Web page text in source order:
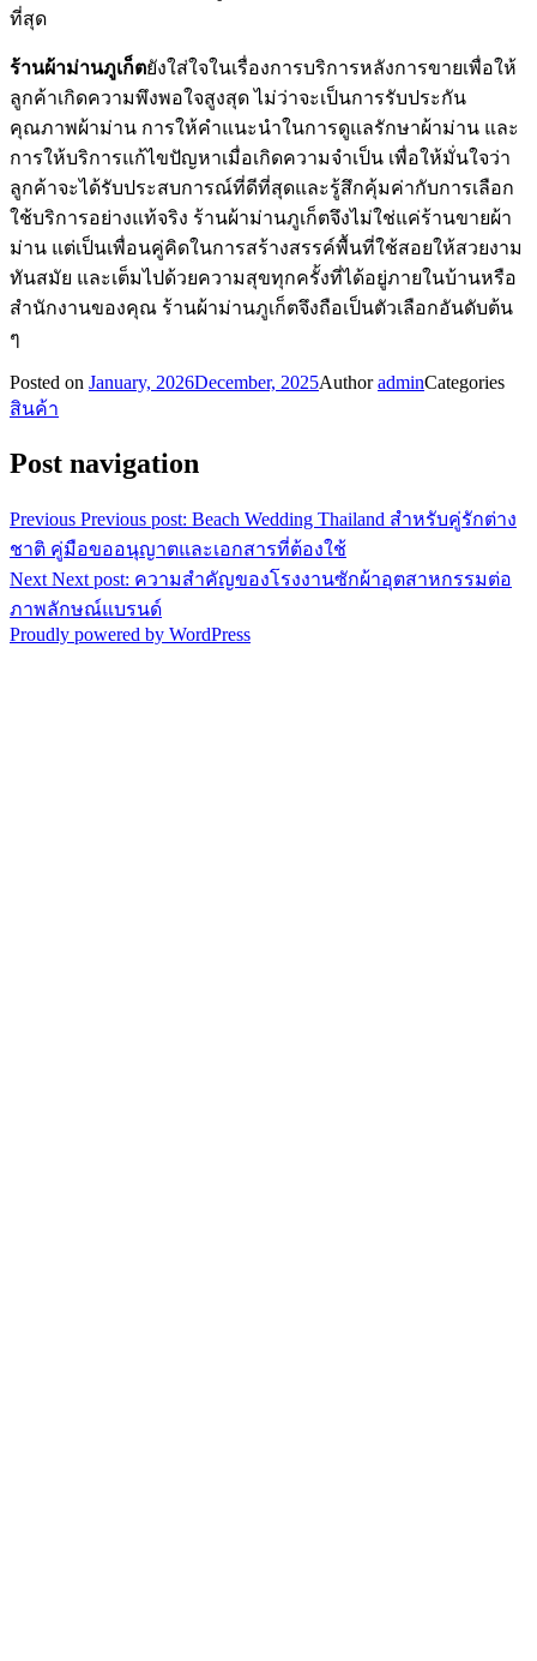
ที่สุด
ร้านผ้าม่านภูเก็ตยังใส่ใจในเรื่องการบริการหลังการขายเพื่อให้
ลูกค้าเกิดความพึงพอใจสูงสุด ไม่ว่าจะเป็นการรับประกัน
คุณภาพผ้าม่าน การให้คำแนะนำในการดูแลรักษาผ้าม่าน และ
การให้บริการแก้ไขปัญหาเมื่อเกิดความจำเป็น เพื่อให้มั่นใจว่า
ลูกค้าจะได้รับประสบการณ์ที่ดีที่สุดและรู้สึกคุ้มค่ากับการเลือก
ใช้บริการอย่างแท้จริง ร้านผ้าม่านภูเก็ตจึงไม่ใช่แค่ร้านขายผ้า
ม่าน แต่เป็นเพื่อนคู่คิดในการสร้างสรรค์พื้นที่ใช้สอยให้สวยงาม
ทันสมัย และเต็มไปด้วยความสุขทุกครั้งที่ได้อยู่ภายในบ้านหรือ
สำนักงานของคุณ ร้านผ้าม่านภูเก็ตจึงถือเป็นตัวเลือกอันดับต้น
ๆ
Posted on January, 2026December, 2025AuthoradminCategories
สินค้า
Post navigation
Previous Previous post: Beach Wedding Thailand สำหรับคู่รักต่าง
ชาติ คู่มือขออนุญาตและเอกสารที่ต้องใช้
Next Next post: ความสำคัญของโรงงานซักผ้าอุตสาหกรรมต่อ
ภาพลักษณ์แบรนด์
Proudly powered by WordPress